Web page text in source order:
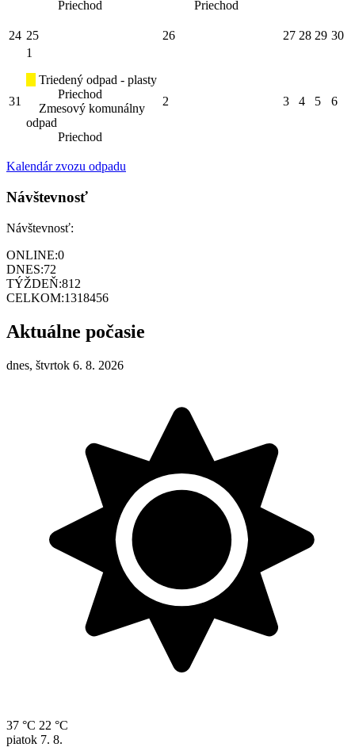
Priechod
Priechod
24 25 26 27 28 29 30
31
1
Triedený odpad - plasty
Priechod
Zmesový komunálny
odpad
Priechod
2 3 4 5 6
Kalendár zvozu odpadu
Návštevnosť
Návštevnosť:
ONLINE:0
DNES:72
TÝŽDEŇ:812
CELKOM:1318456
Aktuálne počasie
dnes, štvrtok 6. 8. 2026
37 °C 22 °C
piatok 7. 8.